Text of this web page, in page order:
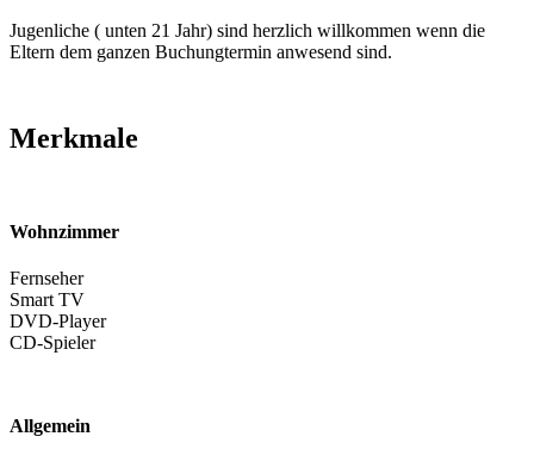
Jugenliche ( unten 21 Jahr) sind herzlich willkommen wenn die
Eltern dem ganzen Buchungtermin anwesend sind.
Merkmale
Wohnzimmer
Fernseher
Smart TV
DVD-Player
CD-Spieler
Allgemein